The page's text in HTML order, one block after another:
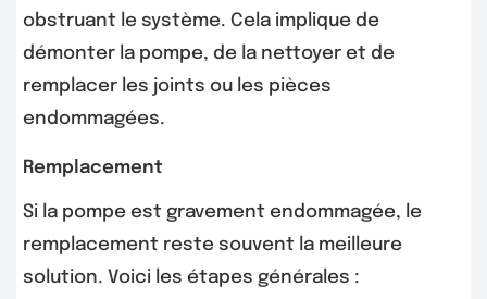
obstruant le système. Cela implique de
démonter la pompe, de la nettoyer et de
remplacer les joints ou les pièces
endommagées.
Remplacement
Si la pompe est gravement endommagée, le
remplacement reste souvent la meilleure
solution. Voici les étapes générales :